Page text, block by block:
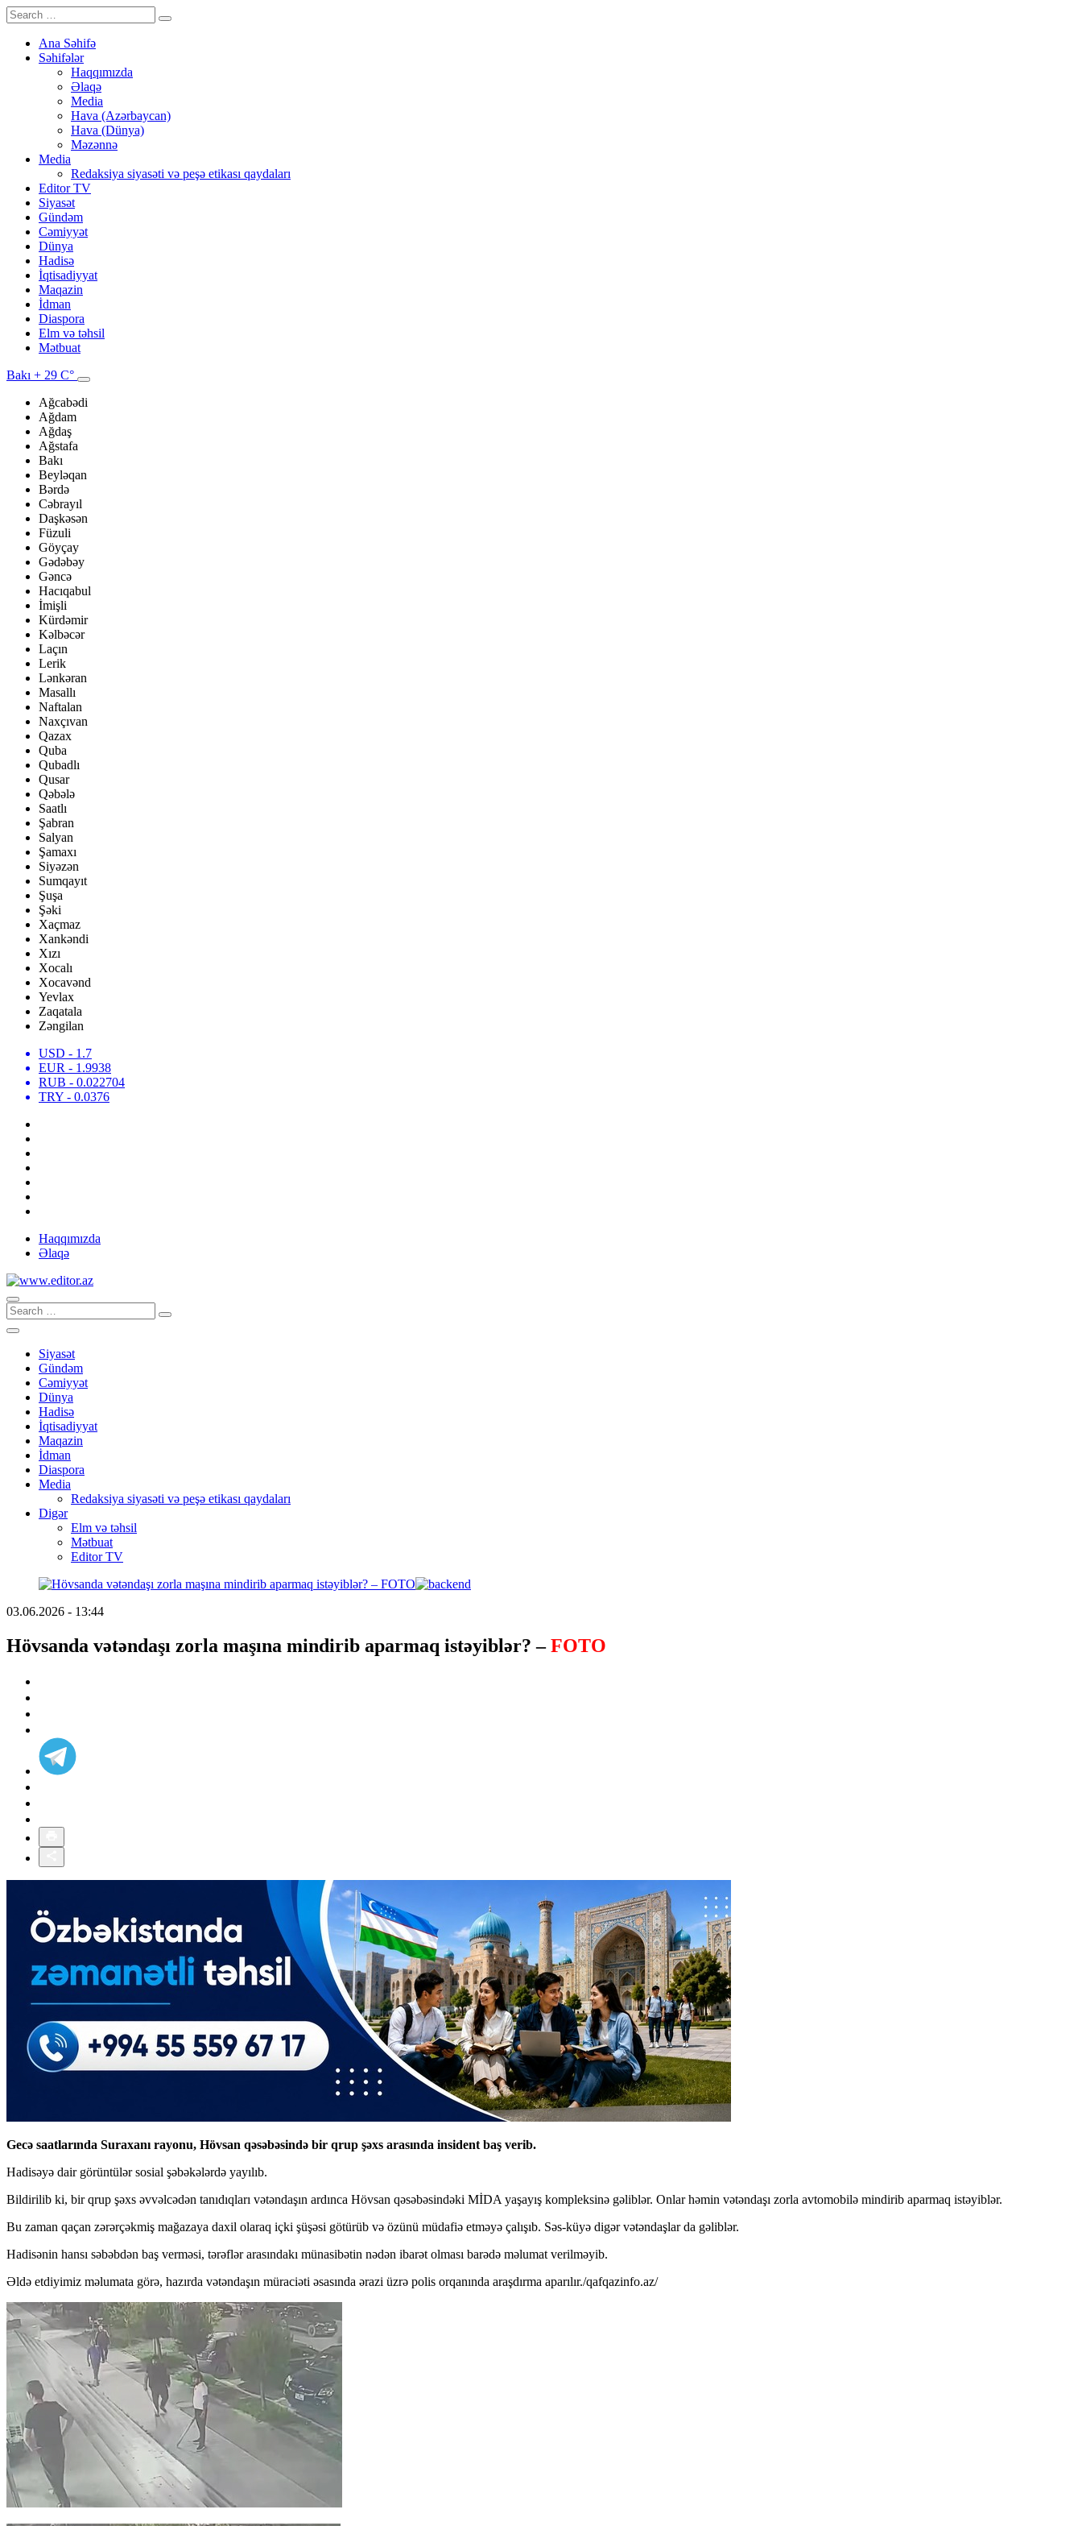
Ana Səhifə
Səhifələr
Haqqımızda
Əlaqə
Media
Hava (Azərbaycan)
Hava (Dünya)
Məzənnə
Media
Redaksiya siyasəti və peşə etikası qaydaları
Editor TV
Siyasət
Gündəm
Cəmiyyət
Dünya
Hadisə
İqtisadiyyat
Maqazin
İdman
Diaspora
Elm və təhsil
Mətbuat
Bakı + 29 C°
Ağcabədi
Ağdam
Ağdaş
Ağstafa
Bakı
Beyləqan
Bərdə
Cəbrayıl
Daşkəsən
Füzuli
Göyçay
Gədəbəy
Gəncə
Hacıqabul
İmişli
Kürdəmir
Kəlbəcər
Laçın
Lerik
Lənkəran
Masallı
Naftalan
Naxçıvan
Qazax
Quba
Qubadlı
Qusar
Qəbələ
Saatlı
Şabran
Salyan
Şamaxı
Siyəzən
Sumqayıt
Şuşa
Şəki
Xaçmaz
Xankəndi
Xızı
Xocalı
Xocavənd
Yevlax
Zaqatala
Zəngilan
USD - 1.7
EUR - 1.9938
RUB - 0.022704
TRY - 0.0376
Haqqımızda
Əlaqə
Siyasət
Gündəm
Cəmiyyət
Dünya
Hadisə
İqtisadiyyat
Maqazin
İdman
Diaspora
Media
Redaksiya siyasəti və peşə etikası qaydaları
Digər
Elm və təhsil
Mətbuat
Editor TV
03.06.2026 - 13:44
Hövsanda vətəndaşı zorla maşına mindirib aparmaq istəyiblər? –FOTO
Gecə saatlarında Suraxanı rayonu, Hövsan qəsəbəsində bir qrup şəxs arasında insident baş verib.
Hadisəyə dair görüntülər sosial şəbəkələrdə yayılıb.
Bildirilib ki, bir qrup şəxs əvvəlcədən tanıdıqları vətəndaşın ardınca Hövsan qəsəbəsindəki MİDA yaşayış kompleksinə gəliblər. Onlar həmin vətəndaşı zorla avtomobilə mindirib aparmaq istəyiblər.
Bu zaman qaçan zərərçəkmiş mağazaya daxil olaraq içki şüşəsi götürüb və özünü müdafiə etməyə çalışıb. Səs-küyə digər vətəndaşlar da gəliblər.
Hadisənin hansı səbəbdən baş verməsi, tərəflər arasındakı münasibətin nədən ibarət olması barədə məlumat verilməyib.
Əldə etdiyimiz məlumata görə, hazırda vətəndaşın müraciəti əsasında ərazi üzrə polis orqanında araşdırma aparılır./qafqazinfo.az/